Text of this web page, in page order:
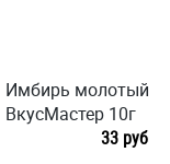
Имбирь молотый
ВкусМастер 10г
33 руб